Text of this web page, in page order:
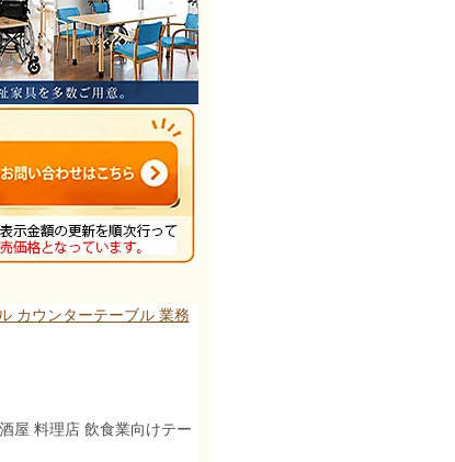
カウンターテーブル 業務
屋 料理店 飲食業向けテー